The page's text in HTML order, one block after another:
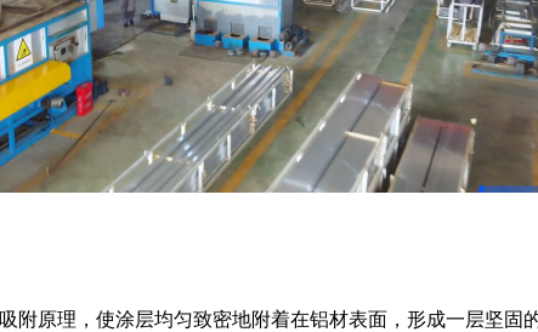
附原理，使涂层均匀致密地附着在铝材表面，形成一层坚固